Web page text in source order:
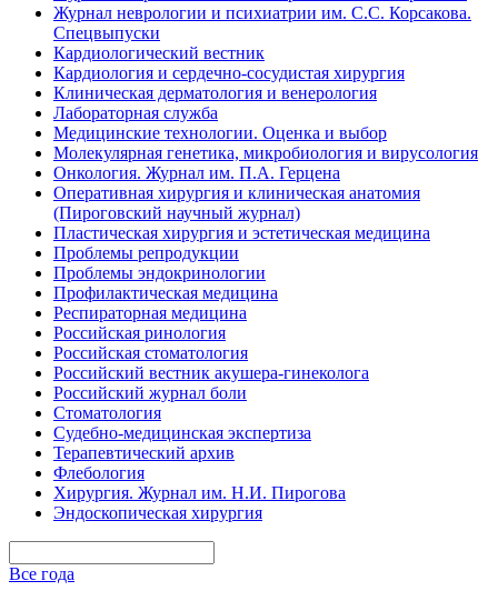
Журнал неврологии и психиатрии им. С.С. Корсакова.
Спецвыпуски
Кардиологический вестник
Кардиология и сердечно-сосудистая хирургия
Клиническая дерматология и венерология
Лабораторная служба
Медицинские технологии. Оценка и выбор
Молекулярная генетика, микробиология и вирусология
Онкология. Журнал им. П.А. Герцена
Оперативная хирургия и клиническая анатомия
(Пироговский научный журнал)
Пластическая хирургия и эстетическая медицина
Проблемы репродукции
Проблемы эндокринологии
Профилактическая медицина
Респираторная медицина
Российская ринология
Российская стоматология
Российский вестник акушера-гинеколога
Российский журнал боли
Стоматология
Судебно-медицинская экспертиза
Терапевтический архив
Флебология
Хирургия. Журнал им. Н.И. Пирогова
Эндоскопическая хирургия
Все года